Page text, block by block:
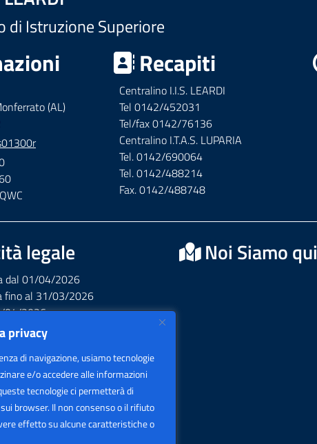
privacy
di navigazione, usiamo tecnologie
e/o accedere alle informazioni
tecnologie ci permetterà di
browser. Il non consenso o il rifiuto
effetto su alcune caratteristiche o
di Istruzione Superiore
(AL)
Recapiti
Centralino I.I.S. LEARDI
Tel 0142/452031
Tel/fax 0142/76136
Centralino I.T.A.S. LUPARIA
Tel. 0142/690064
Tel. 0142/488214
Fax. 0142/488748
legale
dal 01/04/2026
fino al 31/03/2026
04/2026
03/2026
– VideoSorveglianza
Noi Siamo qui